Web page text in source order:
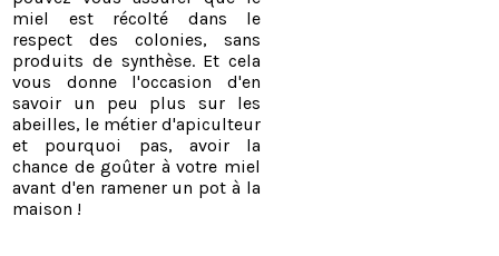
miel est récolté dans le
respect des colonies, sans
produits de synthèse. Et cela
vous donne l'occasion d'en
savoir un peu plus sur les
abeilles, le métier d'apiculteur
et pourquoi pas, avoir la
chance de goûter à votre miel
avant d'en ramener un pot à la
maison !